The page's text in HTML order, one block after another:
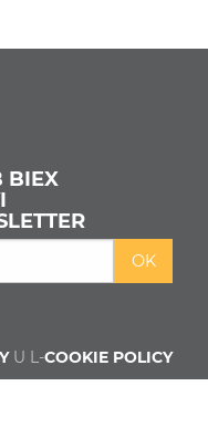
BIEX
U L-COOKIE POLICY